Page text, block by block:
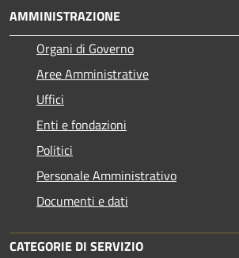
AMMINISTRAZIONE
Organi di Governo
Aree Amministrative
Uffici
Enti e fondazioni
Politici
Personale Amministrativo
Documenti e dati
CATEGORIE DI SERVIZIO